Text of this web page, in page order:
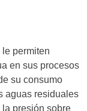
permiten
en sus procesos
su consumo
aguas residuales
presión sobre